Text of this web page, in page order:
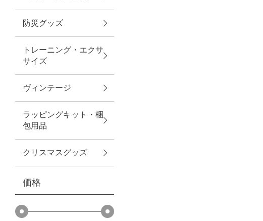
ポーチ
ステーショナリー
その他
紅茶・フード
防災グッズ
トレーニング・エクサ
サイズ
ヴィンテージ
ラッピングキット・梱
包用品
クリスマスグッズ
価格